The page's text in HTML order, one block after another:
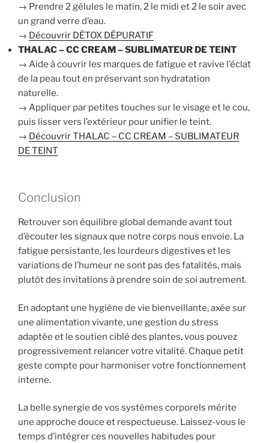
→ Prendre 2 gélules le matin, 2 le midi et 2 le soir avec
un grand verre d’eau.
→ Découvrir DÉTOX DÉPURATIF
THALAC – CC CREAM – SUBLIMATEUR DE TEINT
→ Aide à couvrir les marques de fatigue et ravive l’éclat
de la peau tout en préservant son hydratation
naturelle.
→ Appliquer par petites touches sur le visage et le cou,
puis lisser vers l’extérieur pour unifier le teint.
→ Découvrir THALAC – CC CREAM – SUBLIMATEUR
DE TEINT
Conclusion
Retrouver son équilibre global demande avant tout
d’écouter les signaux que notre corps nous envoie. La
fatigue persistante, les lourdeurs digestives et les
variations de l’humeur ne sont pas des fatalités, mais
plutôt des invitations à prendre soin de soi autrement.
En adoptant une hygiène de vie bienveillante, axée sur
une alimentation vivante, une gestion du stress
adaptée et le soutien ciblé des plantes, vous pouvez
progressivement relancer votre vitalité. Chaque petit
geste compte pour harmoniser votre fonctionnement
interne.
La belle synergie de vos systèmes corporels mérite
une approche douce et respectueuse. Laissez-vous le
temps d’intégrer ces nouvelles habitudes pour